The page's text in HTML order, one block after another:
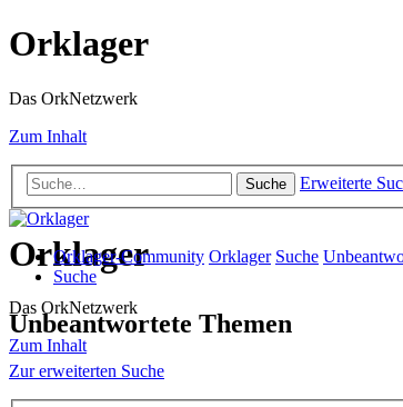
Orklager
Das OrkNetzwerk
Zum Inhalt
Suche Erweiterte
Orklager
Das OrkNetzwerk
Zum Inhalt
Orklager-Community Orklager Suche
Suche
Unbeantwortete Themen
Zur erweiterten Suche